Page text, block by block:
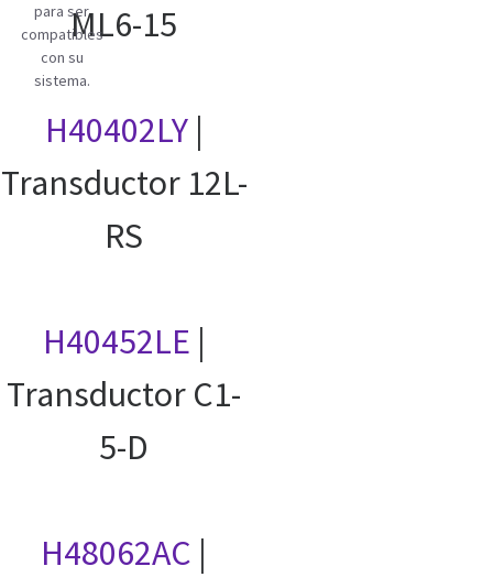
para ser
compatibles
con su
sistema.
ML6-15
H40402LY|
Transductor 12L-
RS
H40452LE |
Transductor C1-
5-D
H48062AC |